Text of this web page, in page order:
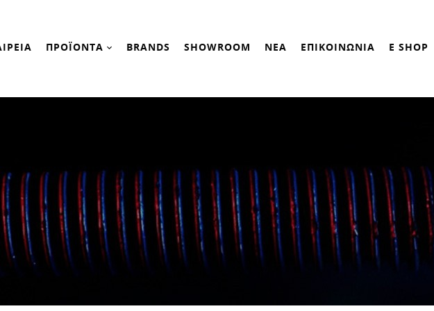
ΠΡΟΪΟΝΤΑ BRANDS SHOWROOM ΝΕΑ ΕΠΙΚΟΙΝΩΝΙΑ E SHOP